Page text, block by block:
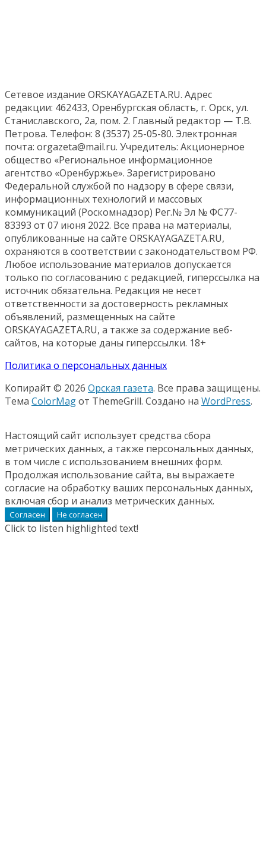
Сетевое издание ORSKAYAGAZETA.RU. Адрес
редакции: 462433, Оренбургская область, г. Орск, ул.
Станиславского, 2а, пом. 2. Главный редактор — Т.В.
Петрова. Телефон: 8 (3537) 25-05-80. Электронная
почта: orgazeta@mail.ru. Учредитель: Акционерное
общество «Региональное информационное
агентство «Оренбуржье». Зарегистрировано
Федеральной службой по надзору в сфере связи,
информационных технологий и массовых
коммуникаций (Роскомнадзор) Рег.№ Эл № ФС77-
83393 от 07 июня 2022. Все права на материалы,
опубликованные на сайте ORSKAYAGAZETA.RU,
охраняются в соответствии с законодательством РФ.
Любое использование материалов допускается
только по согласованию с редакцией, гиперссылка на
источник обязательна. Редакция не несет
ответственности за достоверность рекламных
объявлений, размещенных на сайте
ORSKAYAGAZETA.RU, а также за содержание веб-
сайтов, на которые даны гиперссылки. 18+
Политика о персональных данных
Копирайт © 2026 Орская газета. Все права защищены.
Тема ColorMagот ThemeGrill. Создано на WordPress.
Настоящий сайт использует средства сбора
метрических данных, а также персональных данных,
в том числе с использованием внешних форм.
Продолжая использование сайта, вы выражаете
согласие на обработку ваших персональных данных,
включая сбор и анализ метрических данных.
Согласен Не согласен
Click to listen highlighted text!